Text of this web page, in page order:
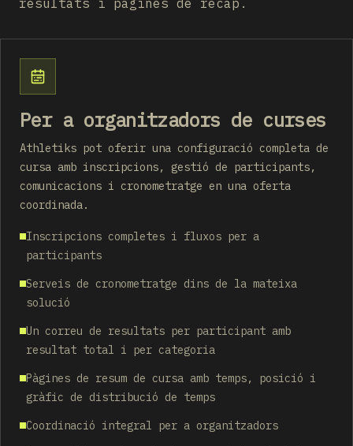
resultats i pàgines de recap.
Per a organitzadors de curses
Athletiks pot oferir una configuració completa de
cursa amb inscripcions, gestió de participants,
comunicacions i cronometratge en una oferta
coordinada.
Inscripcions completes i fluxos per a
participants
Serveis de cronometratge dins de la mateixa
solució
Un correu de resultats per participant amb
resultat total i per categoria
Pàgines de resum de cursa amb temps, posició i
gràfic de distribució de temps
Coordinació integral per a organitzadors